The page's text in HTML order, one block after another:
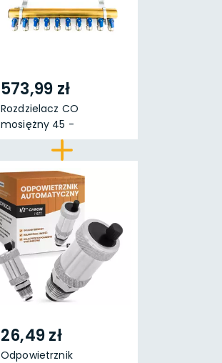
573,99 zł
Rozdzielacz CO
mosiężny 45 -
uzbrojony (...
26,49 zł
Odpowietrznik